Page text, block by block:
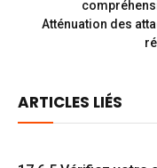
Atténuation des
ARTICLES LIÉS